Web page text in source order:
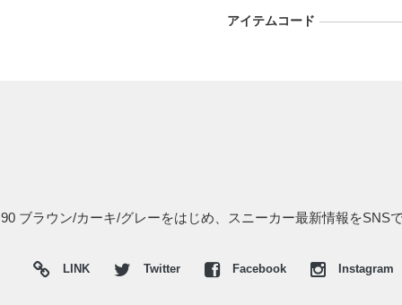
アイテムコード
ブラウン/カーキ/グレーをはじめ、スニーカー最新情報をSNS
LINK Twitter Facebook Instagram